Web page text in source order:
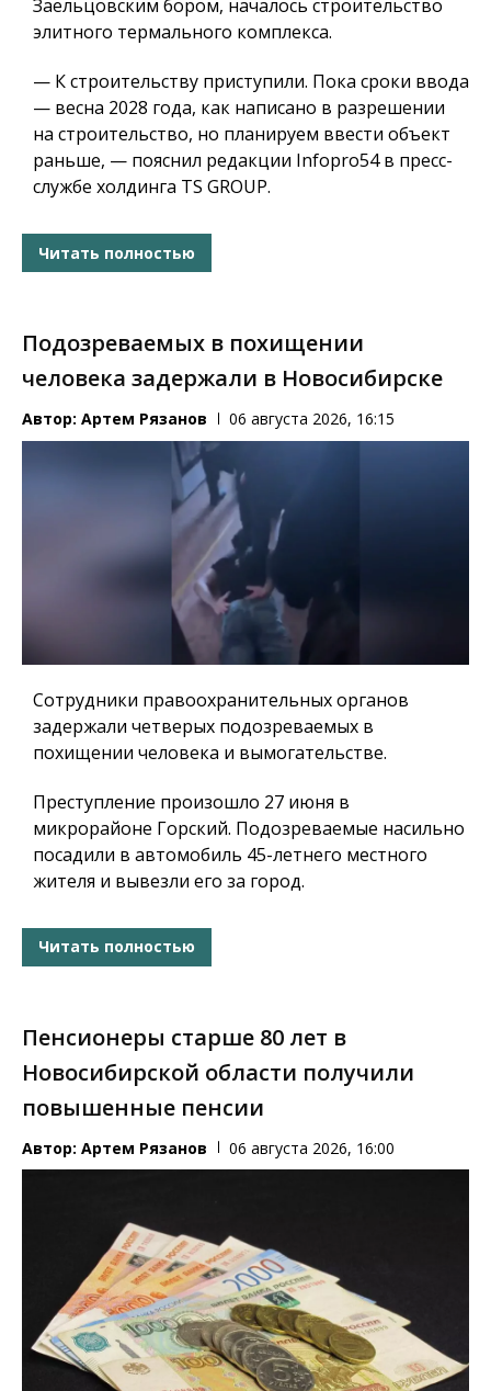
Заельцовским бором, началось строительство
элитного термального комплекса.
— К строительству приступили. Пока сроки ввода
— весна 2028 года, как написано в разрешении
на строительство, но планируем ввести объект
раньше, — пояснил редакции Infopro54 в пресс-
службе холдинга TS GROUP.
Читать полностью
Подозреваемых в похищении
человека задержали в Новосибирске
Автор: Артем Рязанов 06 августа 2026, 16:15
Сотрудники правоохранительных органов
задержали четверых подозреваемых в
похищении человека и вымогательстве.
Преступление произошло 27 июня в
микрорайоне Горский. Подозреваемые насильно
посадили в автомобиль 45-летнего местного
жителя и вывезли его за город.
Читать полностью
Пенсионеры старше 80 лет в
Новосибирской области получили
повышенные пенсии
Автор: Артем Рязанов 06 августа 2026, 16:00